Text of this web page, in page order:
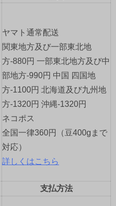
ヤマト通常配送
関東地方及び一部東北地
方-880円 一部東北地方及び中
部地方-990円 中国 四国地
方-1100円 北海道及び九州地
方-1320円 沖縄-1320円
ネコポス
全国一律360円（豆400gまで
対応）
詳しくはこちら
支払方法